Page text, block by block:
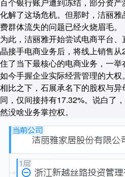
化解了这场危机。但那时，洁丽
费群体流失的问题已经火烧眉毛。
为此，洁丽雅开始尝试电商平台
晶接手电商业务后，将线上销售
住了当下最核心的电商业务，一举
如今手握企业实际经营管理的大权
相比之下，石展承名下的股权与
同，仅间接持有17.32%。说白了
然没啥业务掌控权。